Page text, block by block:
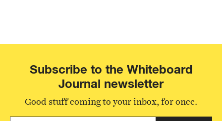
Subscribe to the Whiteboard
Journal newsletter
Good stuff coming to your inbox, for once.